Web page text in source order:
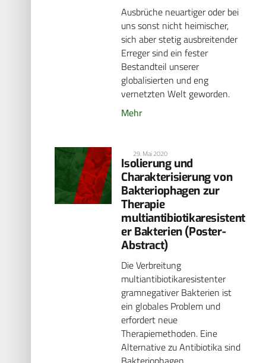
Ausbrüche neuartiger oder bei
uns sonst nicht heimischer,
sich aber stetig ausbreitender
Erreger sind ein fester
Bestandteil unserer
globalisierten und eng
vernetzten Welt geworden.
Mehr
29. Mai 2020
Isolierung und
Charakterisierung von
Bakteriophagen zur
Therapie
multiantibiotikaresistent
er Bakterien (Poster-
Abstract)
Die Verbreitung
multiantibiotikaresistenter
gramnegativer Bakterien ist
ein globales Problem und
erfordert neue
Therapiemethoden. Eine
Alternative zu Antibiotika sind